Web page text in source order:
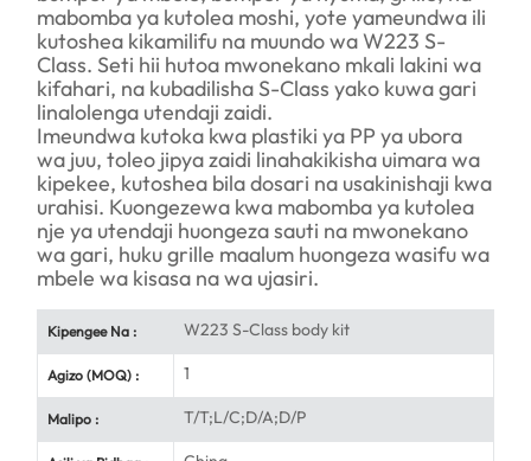
mabomba ya kutolea moshi, yote yameundwa ili
kutoshea kikamilifu na muundo wa W223 S-
Class. Seti hii hutoa mwonekano mkali lakini wa
kifahari, na kubadilisha S-Class yako kuwa gari
linalolenga utendaji zaidi.
Imeundwa kutoka kwa plastiki ya PP ya ubora
wa juu, toleo jipya zaidi linahakikisha uimara wa
kipekee, kutoshea bila dosari na usakinishaji kwa
urahisi. Kuongezewa kwa mabomba ya kutolea
nje ya utendaji huongeza sauti na mwonekano
wa gari, huku grille maalum huongeza wasifu wa
mbele wa kisasa na wa ujasiri.
Kipengee Na : W223 S-Class body kit
Agizo (MOQ) : 1
Malipo : T/T;L/C;D/A;D/P